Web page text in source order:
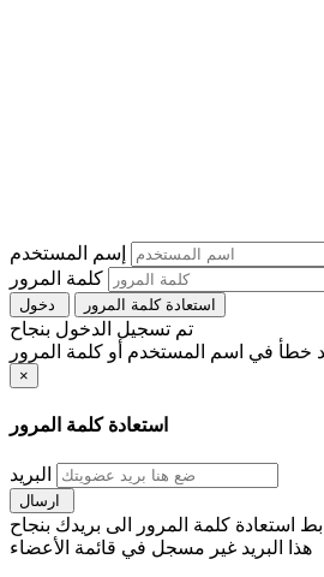
إسم المستخدم
كلمة المرور
استعادة كلمة المرور
تم تسجيل الدخول بنجاح
×
استعادة كلمة المرور
البريد
هذا البريد غير مسجل في قائمة الأعضاء